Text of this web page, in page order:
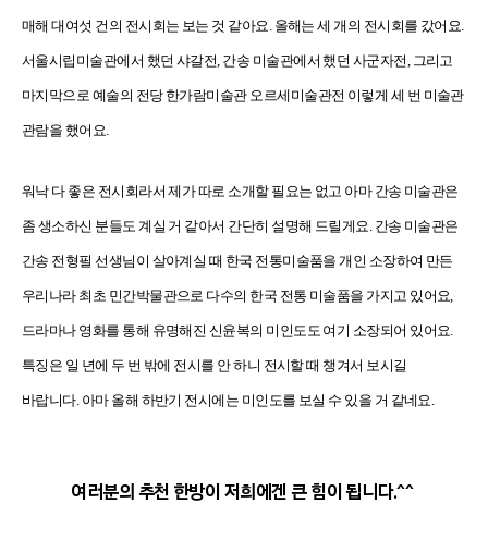
매해 대여섯 건의 전시회는 보는 것 같아요. 올해는 세 개의 전시회를 갔어요.
서울시립미술관에서 했던 샤갈전, 간송 미술관에서 했던 사군자전, 그리고
마지막으로 예술의 전당 한가람미술관 오르세미술관전 이렇게 세 번 미술관
관람을 했어요.
워낙 다 좋은 전시회라서 제가 따로 소개할 필요는 없고 아마 간송 미술관은
좀 생소하신 분들도 계실 거 같아서 간단히 설명해 드릴게요. 간송 미술관은
간송 전형필 선생님이 살아계실 때 한국 전통미술품을 개인 소장하여 만든
우리나라 최초 민간박물관으로 다수의 한국 전통 미술품을 가지고 있어요,
드라마나 영화를 통해 유명해진 신윤복의 미인도도 여기 소장되어 있어요.
특징은 일 년에 두 번 밖에 전시를 안 하니 전시할 때 챙겨서 보시길
바랍니다. 아마 올해 하반기 전시에는 미인도를 보실 수 있을 거 같네요.
여러분의 추천 한방이 저희에겐 큰 힘이 됩니다.^^